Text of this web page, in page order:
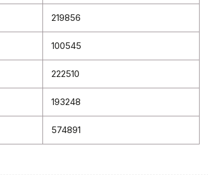
219856
100545
222510
193248
574891